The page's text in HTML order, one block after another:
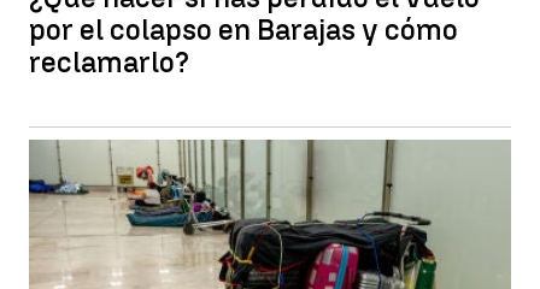
por el colapso en Barajas y cómo
reclamarlo?